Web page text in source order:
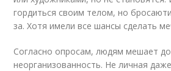
гордиться своим телом, но
за. Хотя имели все шансы сделать
Согласно опросам, людям мешает
неорганизованность. Не личная